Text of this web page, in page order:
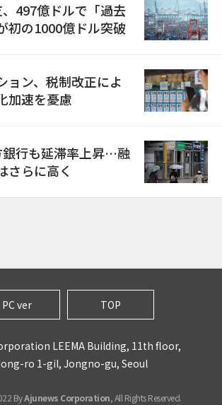
497億ドルで「過去
初の1000億ドル突破
ョン、税制改正によ
加速を憂慮
銀行も延滞率上昇…融
さらに高く
PC ver TOP
LEEMA Building, 11th floor,
ro 1-gil, Jongno-gu, Seoul
ByAjunews Corporation, All Rights Reserved.